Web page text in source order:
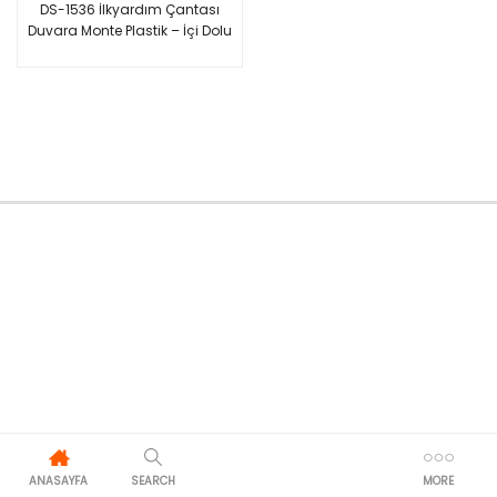
DS-1536 İlkyardım Çantası
Duvara Monte Plastik – İçi Dolu
ANASAYFA SEARCH MORE